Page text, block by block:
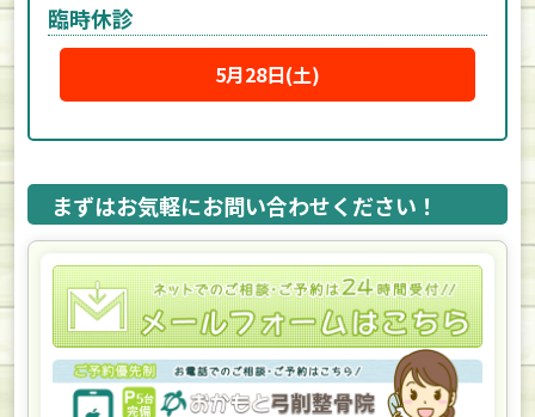
臨時休診
5月28日(土)
まずはお気軽にお問い合わせください！